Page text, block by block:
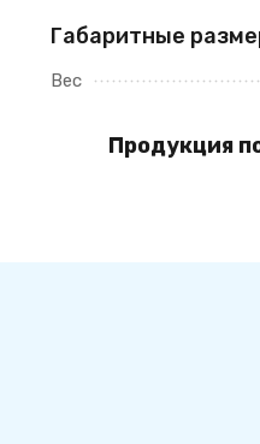
Габаритные
Вес
Продукция